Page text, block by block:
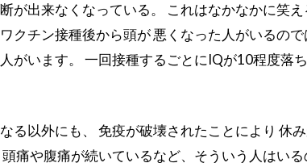
が出来なくなっている。 これはなかなかに笑
クチン接種後から頭が 悪くなった人がいるの
がいます。 一回接種するごとにIQが10程度落
る以外にも、 免疫が破壊されたことにより 休
頭痛や腹痛が続いているなど、そういう人はい